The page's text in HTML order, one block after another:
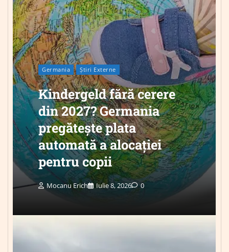
Germania Știri Externe
Kindergeld fără cerere
din 2027? Germania
pregătește plata
automată a alocației
pentru copii
Mocanu Erich Iulie 8, 2026 0